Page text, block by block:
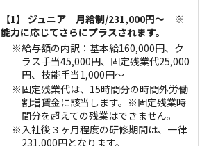
【1】 ジュニア 月給制/231,000円～ ※
能力に応じてさらにプラスされます。
※給与額の内訳：基本給160,000円、ク
ラス手当45,000円、固定残業代25,000
円、技能手当1,000円～
※固定残業代は、15時間分の時間外労働
割増賃金に該当します。※固定残業時
間分を超えての残業はできません。
※入社後３ヶ月程度の研修期間は、一律
231,000円となります。